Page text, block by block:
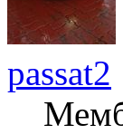
passat2